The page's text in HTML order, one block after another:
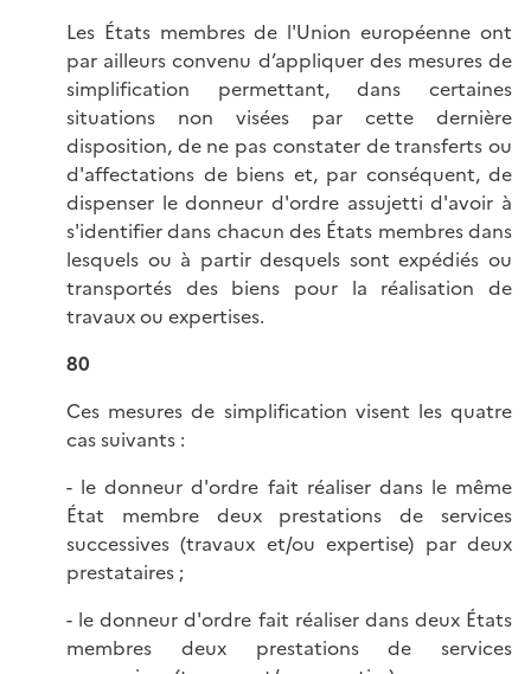
Les États membres de l'Union européenne ont
par ailleurs convenu d’appliquer des mesures de
simplification permettant, dans certaines
situations non visées par cette dernière
disposition, de ne pas constater de transferts ou
d'affectations de biens et, par conséquent, de
dispenser le donneur d'ordre assujetti d'avoir à
s'identifier dans chacun des États membres dans
lesquels ou à partir desquels sont expédiés ou
transportés des biens pour la réalisation de
travaux ou expertises.
80
Ces mesures de simplification visent les quatre
cas suivants :
- le donneur d'ordre fait réaliser dans le même
État membre deux prestations de services
successives (travaux et/ou expertise) par deux
prestataires ;
- le donneur d'ordre fait réaliser dans deux États
membres deux prestations de services